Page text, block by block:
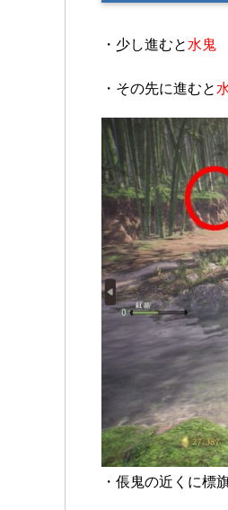
・少し進むと 水鬼
・その先に進むと
・倀鬼の近くに標